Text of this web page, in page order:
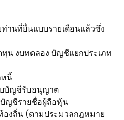
านที่ยื่นแบบรายเดือนแล้วซึ่ง
น งบทดลอง บัญชีแยกประเภท
หนี้
บัญชีรับอนุญาต
ญชีรายชื่อผู้ถือหุ้น
งถิ่น (ตามประมวลกฎหมาย